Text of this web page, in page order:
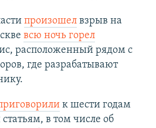
произошелвзрыв на
всю ночь горел
расположенный рядом с
где разрабатывают
к шести годам
в том числе об